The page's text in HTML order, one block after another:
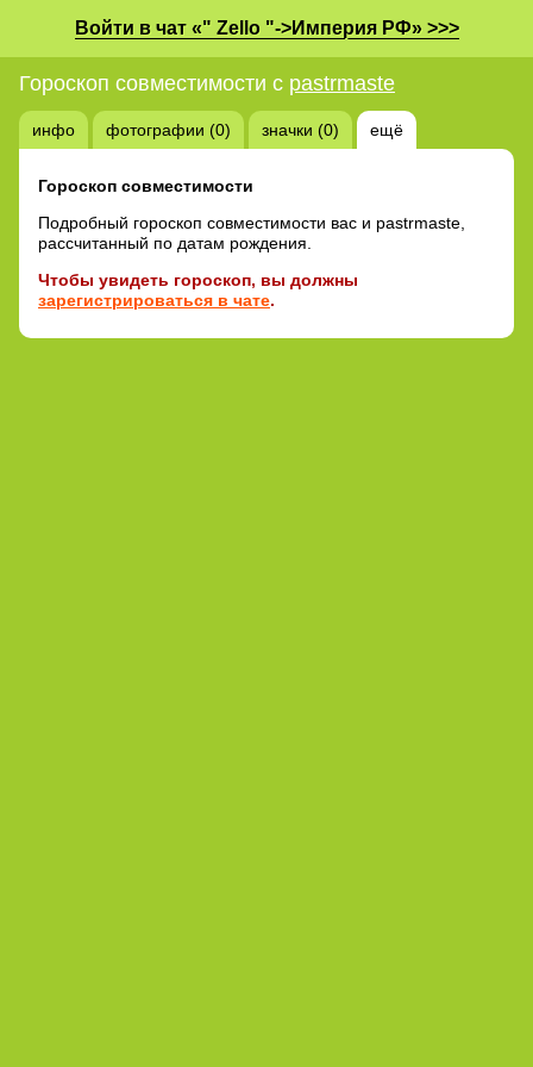
Войти в чат «" Zello "->Империя РФ» >>>
Гороскоп совместимости с pastrmaste
инфо фотографии (0) значки (0) ещё
Гороскоп совместимости
Подробный гороскоп совместимости вас и pastrmaste,
рассчитанный по датам рождения.
Чтобы увидеть гороскоп, вы должны
зарегистрироваться в чате.